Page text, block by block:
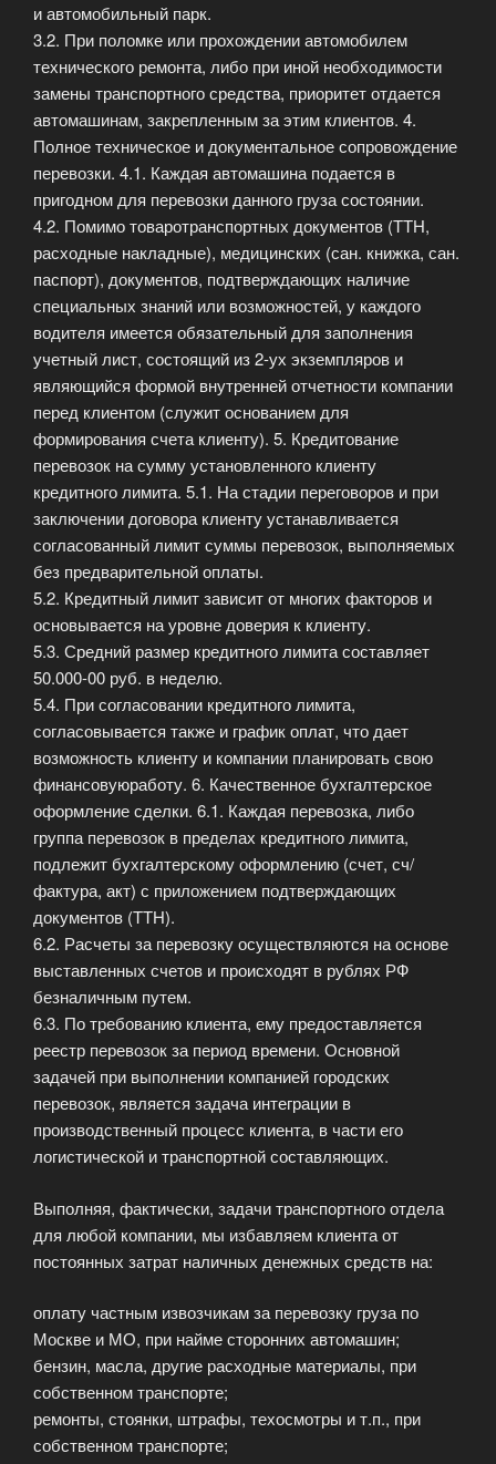
и автомобильный парк.
3.2. При поломке или прохождении автомобилем
технического ремонта, либо при иной необходимости
замены транспортного средства, приоритет отдается
автомашинам, закрепленным за этим клиентов. 4.
Полное техническое и документальное сопровождение
перевозки. 4.1. Каждая автомашина подается в
пригодном для перевозки данного груза состоянии.
4.2. Помимо товаротранспортных документов (ТТН,
расходные накладные), медицинских (сан. книжка, сан.
паспорт), документов, подтверждающих наличие
специальных знаний или возможностей, у каждого
водителя имеется обязательный для заполнения
учетный лист, состоящий из 2-ух экземпляров и
являющийся формой внутренней отчетности компании
перед клиентом (служит основанием для
формирования счета клиенту). 5. Кредитование
перевозок на сумму установленного клиенту
кредитного лимита. 5.1. На стадии переговоров и при
заключении договора клиенту устанавливается
согласованный лимит суммы перевозок, выполняемых
без предварительной оплаты.
5.2. Кредитный лимит зависит от многих факторов и
основывается на уровне доверия к клиенту.
5.3. Средний размер кредитного лимита составляет
50.000-00 руб. в неделю.
5.4. При согласовании кредитного лимита,
согласовывается также и график оплат, что дает
возможность клиенту и компании планировать свою
финансовуюработу. 6. Качественное бухгалтерское
оформление сделки. 6.1. Каждая перевозка, либо
группа перевозок в пределах кредитного лимита,
подлежит бухгалтерскому оформлению (счет, сч/
фактура, акт) с приложением подтверждающих
документов (ТТН).
6.2. Расчеты за перевозку осуществляются на основе
выставленных счетов и происходят в рублях РФ
безналичным путем.
6.3. По требованию клиента, ему предоставляется
реестр перевозок за период времени. Основной
задачей при выполнении компанией городских
перевозок, является задача интеграции в
производственный процесс клиента, в части его
логистической и транспортной составляющих.
Выполняя, фактически, задачи транспортного отдела
для любой компании, мы избавляем клиента от
постоянных затрат наличных денежных средств на:
оплату частным извозчикам за перевозку груза по
Москве и МО, при найме сторонних автомашин;
бензин, масла, другие расходные материалы, при
собственном транспорте;
ремонты, стоянки, штрафы, техосмотры и т.п., при
собственном транспорте;